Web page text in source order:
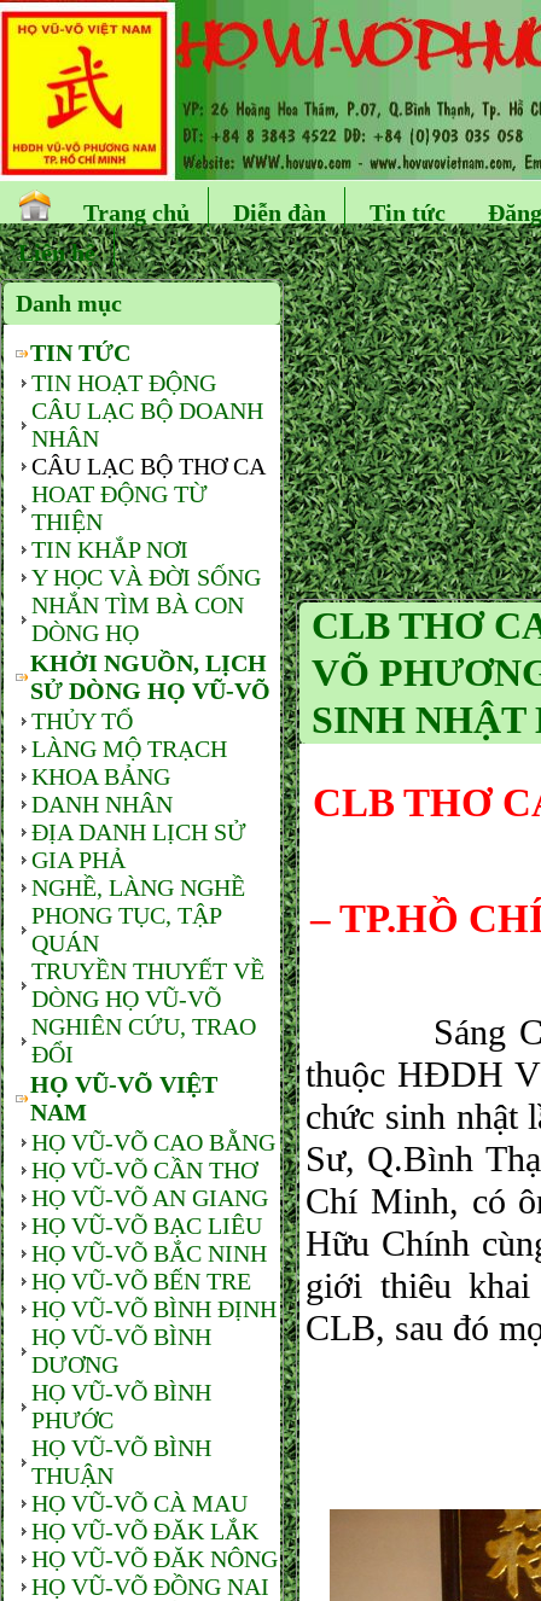
Trang chủ Diễn đàn Tin tức
Liên hệ
Danh mục
TIN TỨC
TIN HOẠT ĐỘNG
CÂU LẠC BỘ DOANH
NHÂN
CÂU LẠC BỘ THƠ CA
HOAT ĐỘNG TỪ
THIỆN
TIN KHẮP NƠI
Y HỌC VÀ ĐỜI SỐNG
NHẮN TÌM BÀ CON
DÒNG HỌ
KHỞI NGUỒN, LỊCH
SỬ DÒNG HỌ VŨ-VÕ
THỦY TỔ
LÀNG MỘ TRẠCH
KHOA BẢNG
DANH NHÂN
ĐỊA DANH LỊCH SỬ
GIA PHẢ
NGHỀ, LÀNG NGHỀ
PHONG TỤC, TẬP
QUÁN
TRUYỀN THUYẾT VỀ
DÒNG HỌ VŨ-VÕ
NGHIÊN CỨU, TRAO
ĐỔI
HỌ VŨ-VÕ VIỆT
NAM
HỌ VŨ-VÕ CAO BẰNG
HỌ VŨ-VÕ CẦN THƠ
HỌ VŨ-VÕ AN GIANG
HỌ VŨ-VÕ BẠC LIÊU
HỌ VŨ-VÕ BẮC NINH
HỌ VŨ-VÕ BẾN TRE
HỌ VŨ-VÕ BÌNH ĐỊNH
HỌ VŨ-VÕ BÌNH
DƯƠNG
HỌ VŨ-VÕ BÌNH
PHƯỚC
HỌ VŨ-VÕ BÌNH
THUẬN
HỌ VŨ-VÕ CÀ MAU
HỌ VŨ-VÕ ĐĂK LẮK
HỌ VŨ-VÕ ĐĂK NÔNG
HỌ VŨ-VÕ ĐỒNG NAI
CLB THƠ
VÕ
SINH NHẬT
CLB THƠ
– TP.HỒ
Sáng Chủ
thuộc HĐDH
chức sinh nhật
Sư, Q.Bình
Chí Minh, có
Hữu Chính
giới thiêu
CLB, sau đó